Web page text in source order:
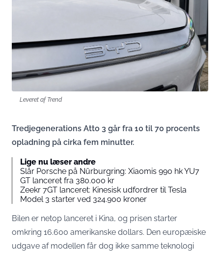
Leveret af Trend
Tredjegenerations Atto 3 går fra 10 til 70 procents
opladning på cirka fem minutter.
Lige nu læser andre
Slår Porsche på Nürburgring: Xiaomis 990 hk YU7
GT lanceret fra 380.000 kr
Zeekr 7GT lanceret: Kinesisk udfordrer til Tesla
Model 3 starter ved 324.900 kroner
Bilen er netop lanceret i Kina, og prisen starter
omkring 16.600 amerikanske dollars. Den europæiske
udgave af modellen får dog ikke samme teknologi